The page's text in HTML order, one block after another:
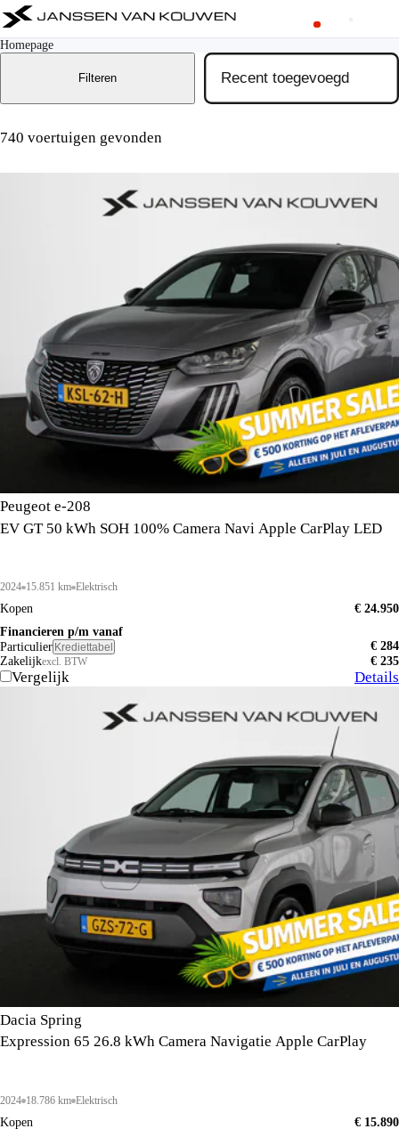
Homepage
740 voertuigen gevonden
Filteren
Peugeot e-208
EV GT 50 kWh SOH 100% Camera Navi Apple CarPlay LED
2024 15.851 km Elektrisch
Kopen
€ 24.950
Financieren p/m vanaf
Particulier Krediettabel
€ 284
Zakelijkexcl. BTW € 235
Vergelijk Details
Dacia Spring
Expression 65 26.8 kWh Camera Navigatie Apple CarPlay
2024 18.786 km Elektrisch
Kopen
€ 15.890